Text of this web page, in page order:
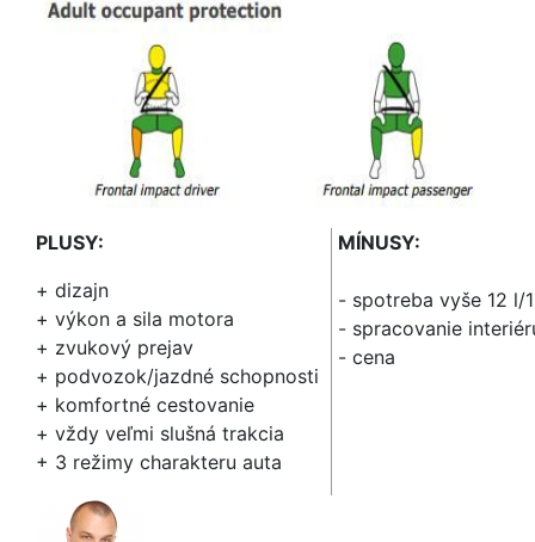
PLUSY:
+ dizajn
+ výkon a sila motora
+ zvukový prejav
+ podvozok/jazdné schopnosti
+ komfortné cestovanie
+ vždy veľmi slušná trakcia
+ 3 režimy charakteru auta
MÍNUSY:
- spotreba vyše 12 l/
- spracovanie
- cena